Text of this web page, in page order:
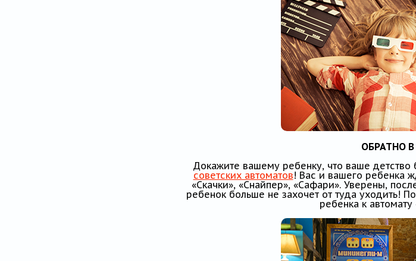
ОБРАТНО В
Докажите вашему ребенку, что ваше детство
советских автоматов! Вас и вашего ребенка
«Скачки», «Снайпер», «Сафари». Уверены,
ребенок больше не захочет от туда уходить!
ребенка к автомату